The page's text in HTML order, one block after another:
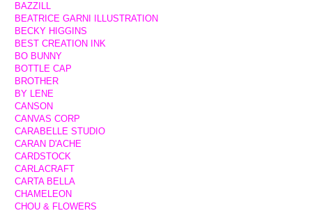
BAZZILL
BEATRICE GARNI ILLUSTRATION
BECKY HIGGINS
BEST CREATION INK
BO BUNNY
BOTTLE CAP
BROTHER
BY LENE
CANSON
CANVAS CORP
CARABELLE STUDIO
CARAN D'ACHE
CARDSTOCK
CARLACRAFT
CARTA BELLA
CHAMELEON
CHOU & FLOWERS